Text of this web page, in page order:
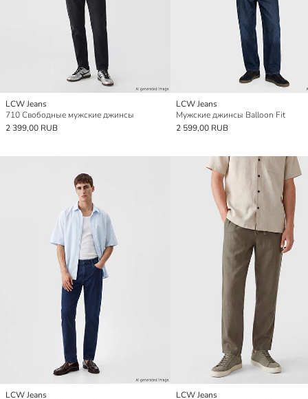
LCW Jeans
710 Свободные мужские джинсы
2 399,00 RUB
LCW Jeans
Мужские джинсы Balloon Fit
2 599,00 RUB
LCW Jeans
LCW Jeans